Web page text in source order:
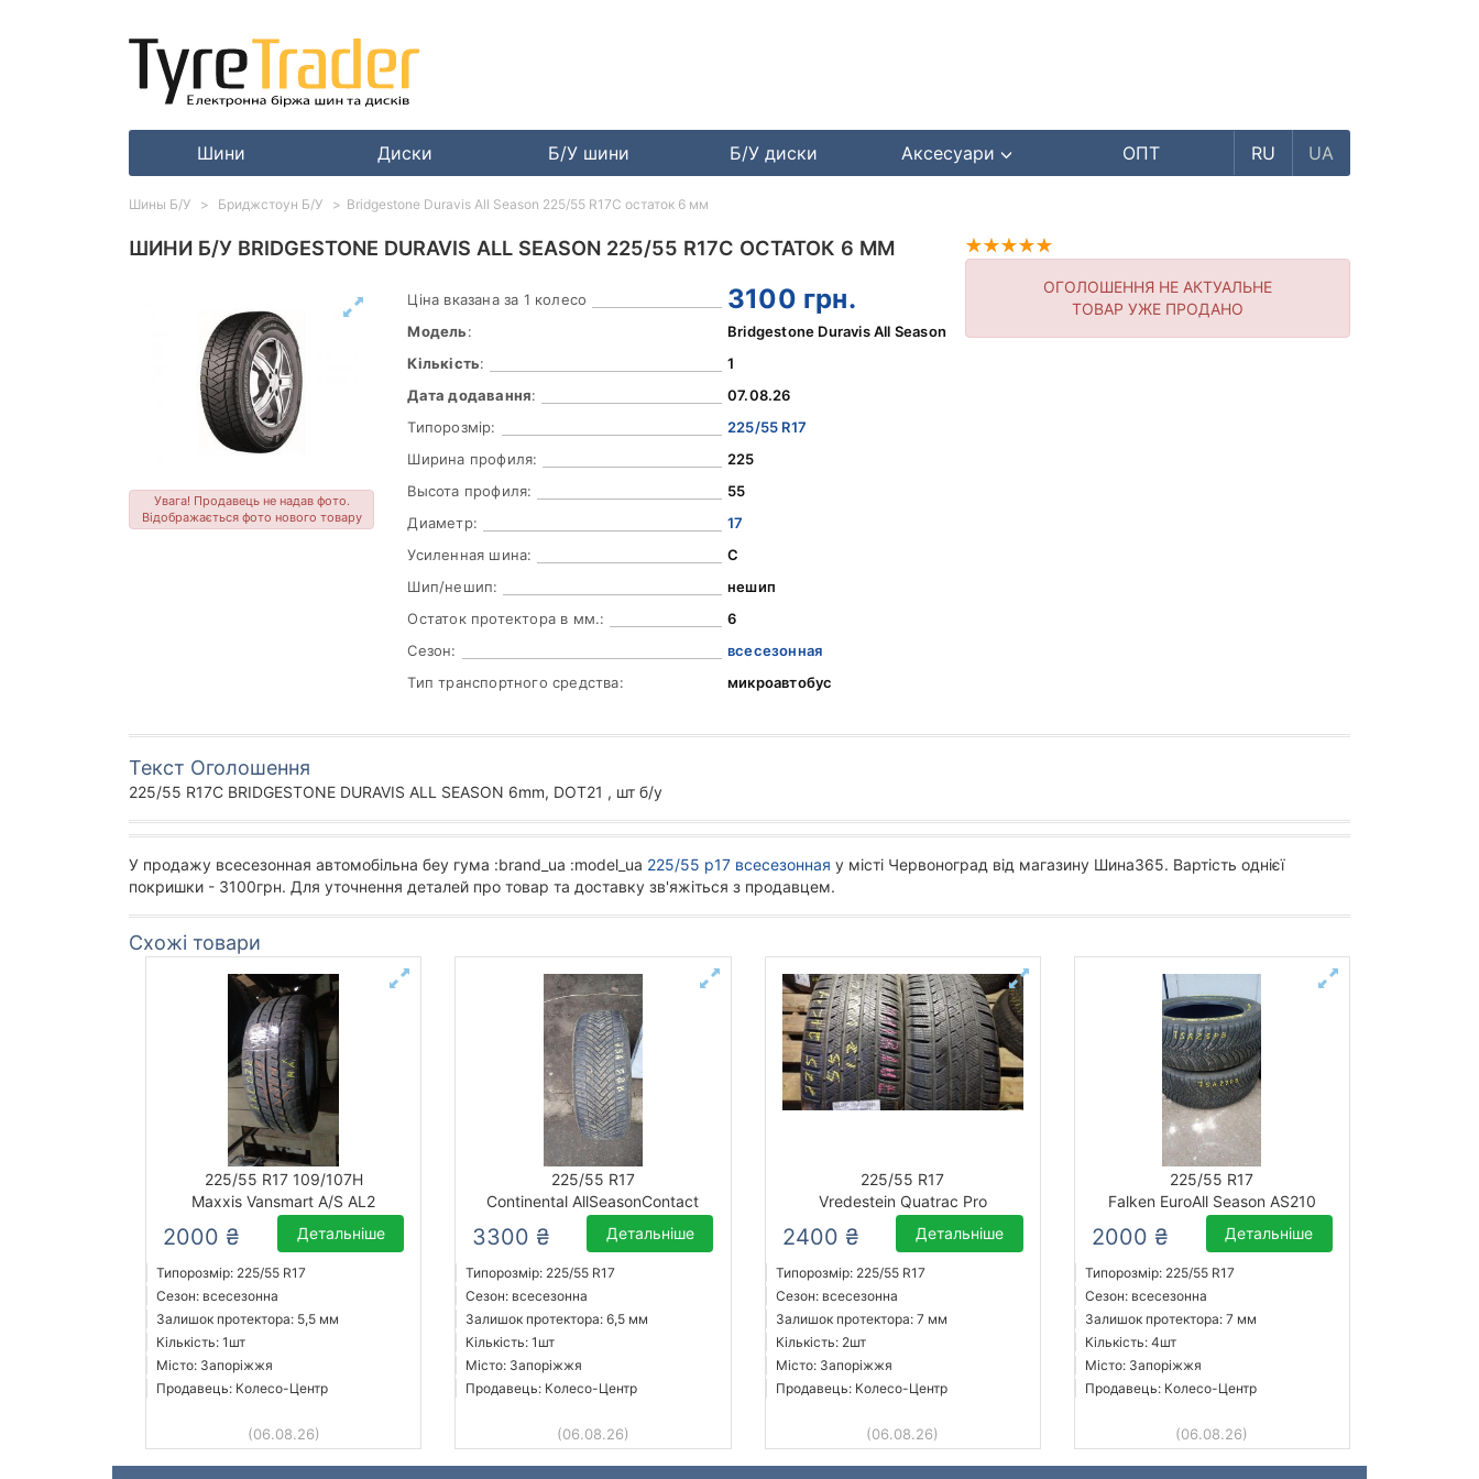
Шини Диски Б/У шини Б/У диски Аксесуари ОПТ RU UA
ШИНИ Б/У BRIDGESTONE DURAVIS ALL SEASON 225/55 R17C ОСТАТОК 6 ММ
Увага! Продавець не надав фото.
Відображається фото нового товару
Ціна вказана за 1 колесо 3100 грн.
Модель:
Bridgestone Duravis All Season
Кількість:
1
Дата додавання:
07.08.26
Типорозмір:
225/55 R17
Ширина профиля:
225
Высота профиля:
55
Диаметр:
17
Усиленная шина:
C
Шип/нешип:
нешип
Остаток протектора в мм.:
6
Сезон:
всесезонная
Тип транспортного средства:
микроавтобус
ОГОЛОШЕННЯ НЕ АКТУАЛЬНЕ
ТОВАР УЖЕ ПРОДАНО
Текст Оголошення
225/55 R17C BRIDGESTONE DURAVIS ALL SEASON 6mm, DOT21 , шт б/у
У продажу всесезонная автомобільна беу гума :brand_ua :model_ua 225/55 р17 всесезонная у місті Червоноград від магазину Шина365. Вартість однієї
покришки - 3100грн. Для уточнення деталей про товар та доставку зв'яжіться з продавцем.
Схожі товари
225/55 R17 109/107H
Maxxis Vansmart A/S AL2
2000 ₴ Детальніше
Типорозмір: 225/55 R17
Сезон: всесезонна
Залишок протектора: 5,5 мм
Кількість: 1шт
Місто: Запоріжжя
Продавець: Колесо-Центр
(06.08.26)
225/55 R17
Continental AllSeasonContact
3300 ₴ Детальніше
Типорозмір: 225/55 R17
Сезон: всесезонна
Залишок протектора: 6,5 мм
Кількість: 1шт
Місто: Запоріжжя
Продавець: Колесо-Центр
(06.08.26)
225/55 R17
Vredestein Quatrac Pro
2400 ₴ Детальніше
Типорозмір: 225/55 R17
Сезон: всесезонна
Залишок протектора: 7 мм
Кількість: 2шт
Місто: Запоріжжя
Продавець: Колесо-Центр
(06.08.26)
225/55 R17
Falken EuroAll Season AS210
2000 ₴ Детальніше
Типорозмір: 225/55 R17
Сезон: всесезонна
Залишок протектора: 7 мм
Кількість: 4шт
Місто: Запоріжжя
Продавець: Колесо-Центр
(06.08.26)
Шины Б/У Бриджстоун Б/У Bridgestone Duravis All Season 225/55 R17C остаток 6 мм